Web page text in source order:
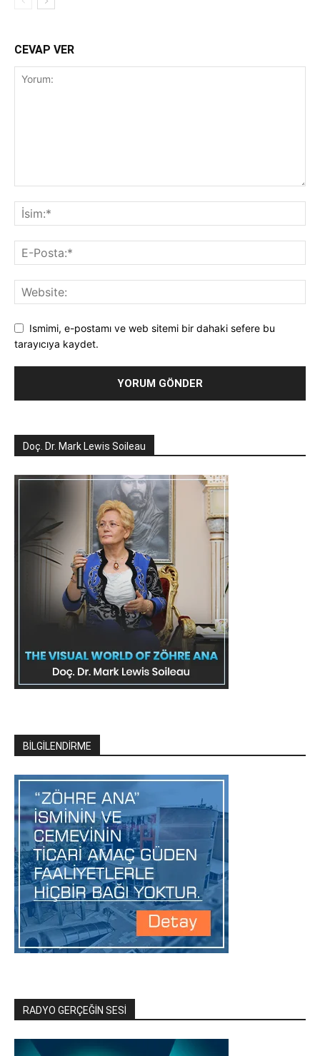
CEVAP VER
Ismimi, e-postamı ve web sitemi bir dahaki sefere bu
tarayıcıya kaydet.
Doç. Dr. Mark Lewis Soileau
BİLGİLENDİRME
RADYO GERÇEĞİN SESİ